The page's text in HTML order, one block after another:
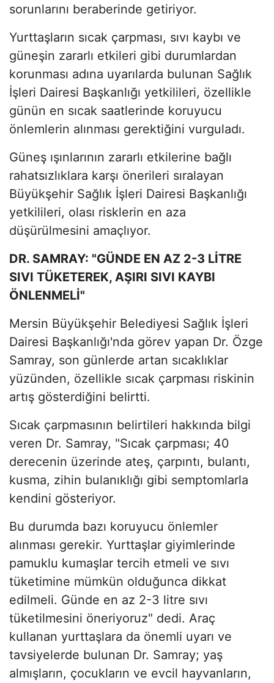
sorunlarını beraberinde getiriyor.
Yurttaşların sıcak çarpması, sıvı kaybı ve
güneşin zararlı etkileri gibi durumlardan
korunması adına uyarılarda bulunan Sağlık
İşleri Dairesi Başkanlığı yetkilileri, özellikle
günün en sıcak saatlerinde koruyucu
önlemlerin alınması gerektiğini vurguladı.
Güneş ışınlarının zararlı etkilerine bağlı
rahatsızlıklara karşı önerileri sıralayan
Büyükşehir Sağlık İşleri Dairesi Başkanlığı
yetkilileri, olası risklerin en aza
düşürülmesini amaçlıyor.
DR. SAMRAY: "GÜNDE EN AZ 2-3 LİTRE
SIVI TÜKETEREK, AŞIRI SIVI KAYBI
ÖNLENMELİ"
Mersin Büyükşehir Belediyesi Sağlık İşleri
Dairesi Başkanlığı'nda görev yapan Dr. Özge
Samray, son günlerde artan sıcaklıklar
yüzünden, özellikle sıcak çarpması riskinin
artış gösterdiğini belirtti.
Sıcak çarpmasının belirtileri hakkında bilgi
veren Dr. Samray, "Sıcak çarpması; 40
derecenin üzerinde ateş, çarpıntı, bulantı,
kusma, zihin bulanıklığı gibi semptomlarla
kendini gösteriyor.
Bu durumda bazı koruyucu önlemler
alınması gerekir. Yurttaşlar giyimlerinde
pamuklu kumaşlar tercih etmeli ve sıvı
tüketimine mümkün olduğunca dikkat
edilmeli. Günde en az 2-3 litre sıvı
tüketilmesini öneriyoruz" dedi. Araç
kullanan yurttaşlara da önemli uyarı ve
tavsiyelerde bulunan Dr. Samray; yaş
almışların, çocukların ve evcil hayvanların,